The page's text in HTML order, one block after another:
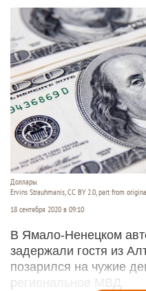
Доллары.
Ervins Strauhmanis, CC BY 2.0, part from
18 сентября 2020 в 09:10
В Ямало-Ненецком
задержали гостя из
позарился на чужие
региональное МВД.